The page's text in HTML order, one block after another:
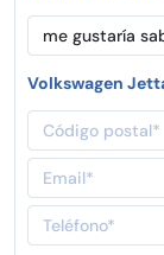
Volkswagen